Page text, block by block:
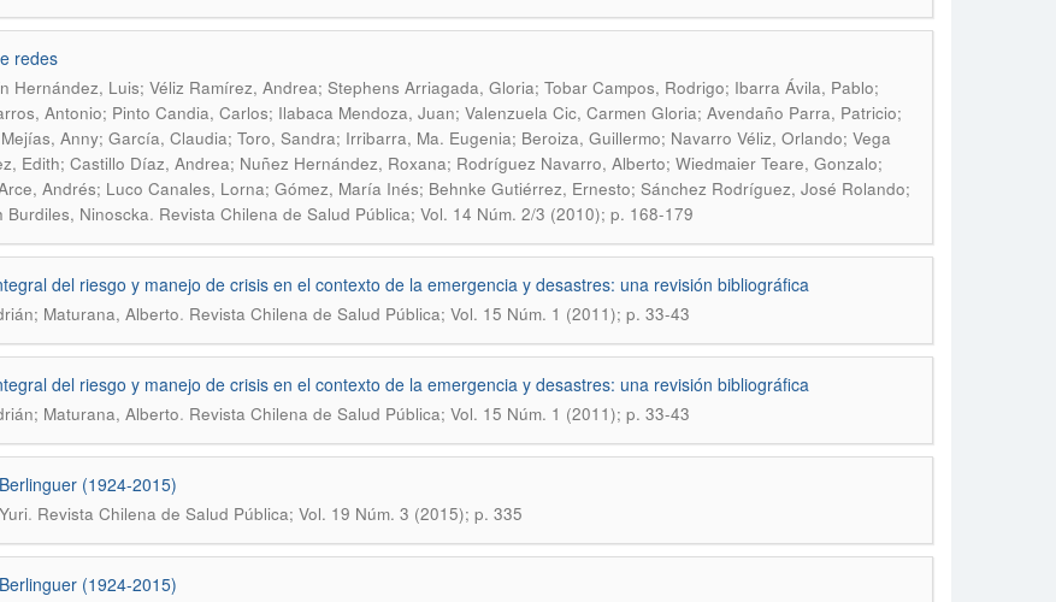
redes
Hernández, Luis; Véliz Ramírez, Andrea; Stephens Arriagada, Gloria; Tobar Campos, Rodrigo; Ibarra Ávila, Pablo;
Antonio; Pinto Candia, Carlos; Ilabaca Mendoza, Juan; Valenzuela Cic, Carmen Gloria; Avendaño Parra, Patricio;
Anny; García, Claudia; Toro, Sandra; Irribarra, Ma. Eugenia; Beroiza, Guillermo; Navarro Véliz, Orlando; Vega
Edith; Castillo Díaz, Andrea; Nuñez Hernández, Roxana; Rodríguez Navarro, Alberto; Wiedmaier Teare, Gonzalo;
Andrés; Luco Canales, Lorna; Gómez, María Inés; Behnke Gutiérrez, Ernesto; Sánchez Rodríguez, José Rolando;
Burdiles, Ninoscka. Revista Chilena de Salud Pública; Vol. 14 Núm. 2/3 (2010); p. 168-179
del riesgo y manejo de crisis en el contexto de la emergencia y desastres: una revisión bibliográfica
Maturana, Alberto. Revista Chilena de Salud Pública; Vol. 15 Núm. 1 (2011); p. 33-43
del riesgo y manejo de crisis en el contexto de la emergencia y desastres: una revisión bibliográfica
Maturana, Alberto. Revista Chilena de Salud Pública; Vol. 15 Núm. 1 (2011); p. 33-43
(1924-2015)
. Revista Chilena de Salud Pública; Vol. 19 Núm. 3 (2015); p. 335
(1924-2015)